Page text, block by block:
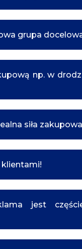
grupa
np. w
siła
jest